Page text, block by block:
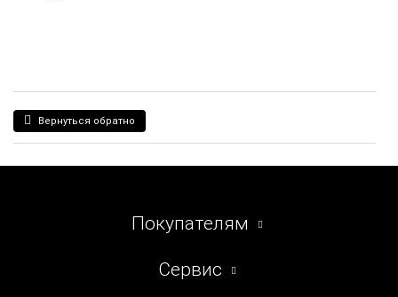
Вернуться обратно
Покупателям
Сервис